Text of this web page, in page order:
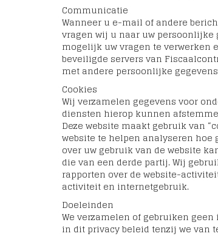
Communicatie
Wanneer u e-mail of andere
vragen wij u naar uw persoonlijke
mogelijk uw vragen te verwerken
beveiligde servers van
met andere persoonlijke
Cookies
Wij verzamelen gegevens voor
diensten hierop kunnen
Deze website maakt gebruik van
website te helpen analyseren
over uw gebruik van de website
die van een derde partij. Wij
rapporten over de website-
activiteit en internetgebruik.
Doeleinden
We verzamelen of gebruiken
in dit privacy beleid tenzij we van